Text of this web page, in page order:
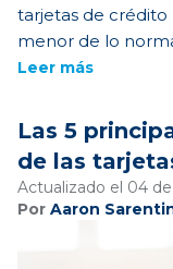
tarjetas de
menor de lo
Leer más
Las 5
de las
Actualizado el 04
Por Aaron